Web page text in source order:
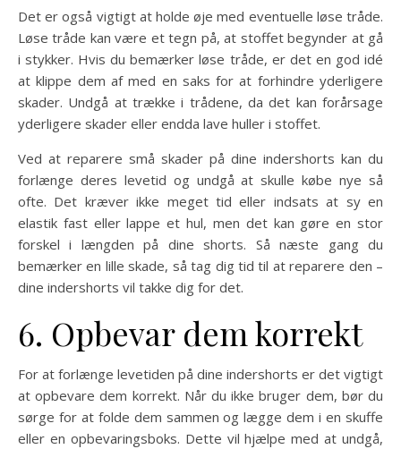
Det er også vigtigt at holde øje med eventuelle løse tråde.
Løse tråde kan være et tegn på, at stoffet begynder at gå
i stykker. Hvis du bemærker løse tråde, er det en god idé
at klippe dem af med en saks for at forhindre yderligere
skader. Undgå at trække i trådene, da det kan forårsage
yderligere skader eller endda lave huller i stoffet.
Ved at reparere små skader på dine indershorts kan du
forlænge deres levetid og undgå at skulle købe nye så
ofte. Det kræver ikke meget tid eller indsats at sy en
elastik fast eller lappe et hul, men det kan gøre en stor
forskel i længden på dine shorts. Så næste gang du
bemærker en lille skade, så tag dig tid til at reparere den –
dine indershorts vil takke dig for det.
6. Opbevar dem korrekt
For at forlænge levetiden på dine indershorts er det vigtigt
at opbevare dem korrekt. Når du ikke bruger dem, bør du
sørge for at folde dem sammen og lægge dem i en skuffe
eller en opbevaringsboks. Dette vil hjælpe med at undgå,